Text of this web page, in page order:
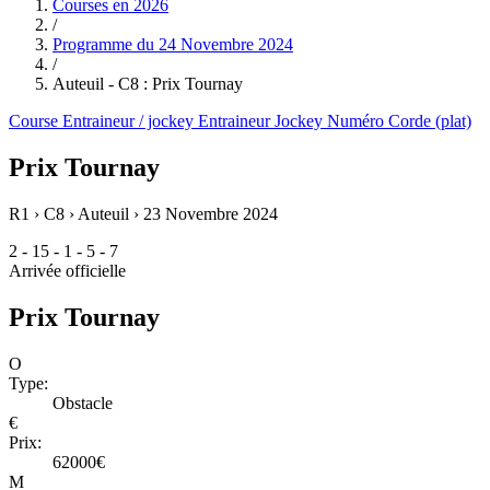
Courses en 2026
/
Programme du 24 Novembre 2024
/
Auteuil - C8 : Prix Tournay
Course Entraineur / jockey EntraineurJockey Numéro Corde (plat)
Prix Tournay
R1 › C8 › Auteuil › 23 Novembre 2024
2 - 15 - 1 - 5 - 7
Arrivée officielle
Prix Tournay
O
Type:
Obstacle
€
Prix:
62000€
M